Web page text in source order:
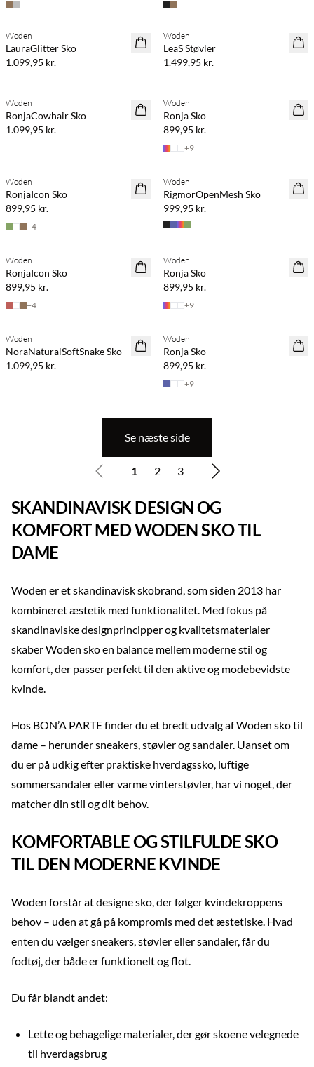
Woden
LauraGlitter Sko
1.099,95 kr.
Woden
LeaS Støvler
1.499,95 kr.
Woden
RonjaCowhair Sko
1.099,95 kr.
Woden
Ronja Sko
899,95 kr.
+9
Woden
RonjaIcon Sko
899,95 kr.
+4
Woden
RigmorOpenMesh Sko
999,95 kr.
Woden
RonjaIcon Sko
899,95 kr.
+4
Woden
Ronja Sko
899,95 kr.
+9
Woden
NoraNaturalSoftSnake Sko
1.099,95 kr.
Woden
Ronja Sko
899,95 kr.
+9
Se næste side
1 2 3
SKANDINAVISK DESIGN OG
KOMFORT MED WODEN SKO TIL
DAME
Woden er et skandinavisk skobrand, som siden 2013 har
kombineret æstetik med funktionalitet. Med fokus på
skandinaviske designprincipper og kvalitetsmaterialer
skaber Woden sko en balance mellem moderne stil og
komfort, der passer perfekt til den aktive og modebevidste
kvinde.
Hos BON’A PARTE finder du et bredt udvalg af Woden sko til
dame – herunder sneakers, støvler og sandaler. Uanset om
du er på udkig efter praktiske hverdagssko, luftige
sommersandaler eller varme vinterstøvler, har vi noget, der
matcher din stil og dit behov.
KOMFORTABLE OG STILFULDE SKO
TIL DEN MODERNE KVINDE
Woden forstår at designe sko, der følger kvindekroppens
behov – uden at gå på kompromis med det æstetiske. Hvad
enten du vælger sneakers, støvler eller sandaler, får du
fodtøj, der både er funktionelt og flot.
Du får blandt andet:
Lette og behagelige materialer, der gør skoene velegnede
til hverdagsbrug